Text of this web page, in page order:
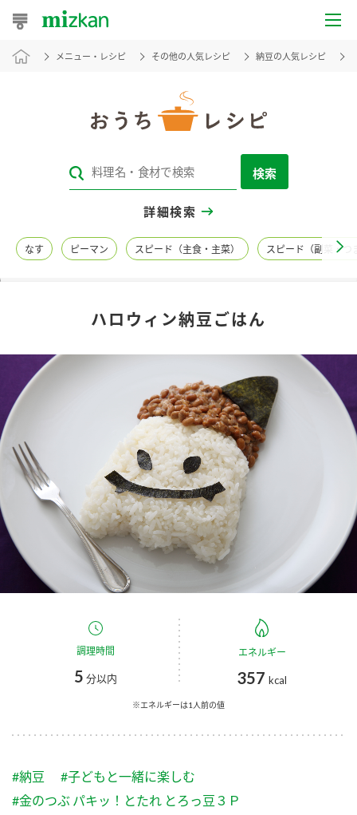
おうちレシピ
レシピカテゴリ一覧
レシピ名特集
商品情報
商品カテゴリ
調味酢
お酢ドリンク ぽん酢
みりん風・料理酒 鍋用調味料
スープ 中華
ふりかけ おすしの素
キャンペーン情報
ブランド・スペシャルサイト
ブランド・スペシャルサイト トップ
商品ブランドサイト
Fibee（ファイビー）
カンタン酢
お酢ドリンク
かおりの蔵
つゆ
鍋なび
企業情報
国内事業概要
ミツカングループについて
企業理念
ミツカンを知る
水の文化センター（アーカイブ）
メニュー・レシピ その他の人気レシピ 納豆の人気レシピ
検索
詳細検索
なす ピーマン スピード（主食・主菜） スピード（副菜・つ
ハロウィン納豆ごはん
調理時間
5 分以内
エネルギー
357 kcal
※エネルギーは1人前の値
#納豆
#子どもと一緒に楽しむ
#金のつぶ パキッ！とたれ とろっ豆３Ｐ